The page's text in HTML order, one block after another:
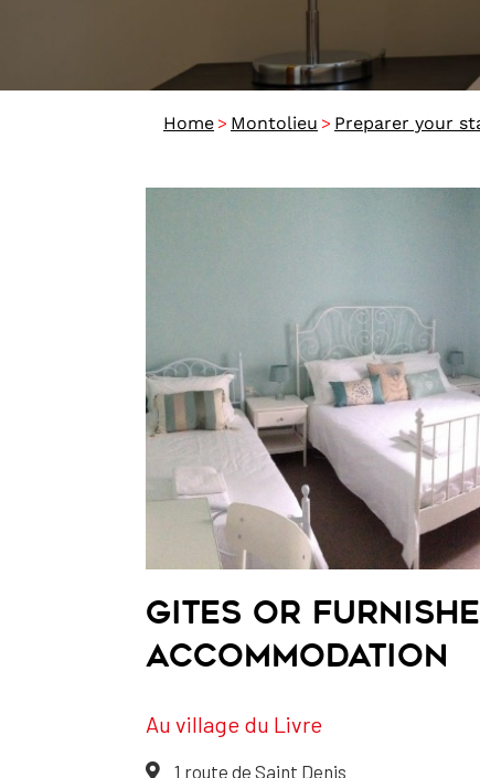
Home > Montolieu > Preparer your
GITES OR
ACCOMMODATION
Au village du Livre
1 route de Saint Denis